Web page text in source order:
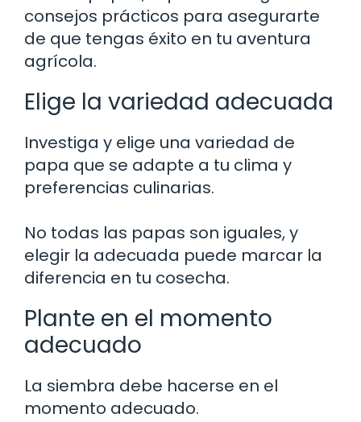
consejos prácticos para asegurarte
de que tengas éxito en tu aventura
agrícola.
Elige la variedad adecuada
Investiga y elige una variedad de
papa que se adapte a tu clima y
preferencias culinarias.
No todas las papas son iguales, y
elegir la adecuada puede marcar la
diferencia en tu cosecha.
Plante en el momento
adecuado
La siembra debe hacerse en el
momento adecuado.